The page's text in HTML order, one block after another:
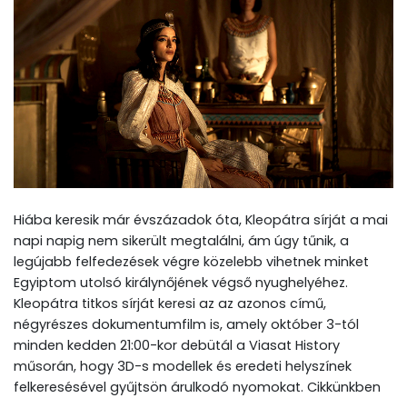
Hiába keresik már évszázadok óta, Kleopátra sírját a mai
napi napig nem sikerült megtalálni, ám úgy tűnik, a
legújabb felfedezések végre közelebb vihetnek minket
Egyiptom utolsó királynőjének végső nyughelyéhez.
Kleopátra titkos sírját keresi az az azonos című,
négyrészes dokumentumfilm is, amely október 3-tól
minden kedden 21:00-kor debütál a Viasat History
műsorán, hogy 3D-s modellek és eredeti helyszínek
felkeresésével gyűjtsön árulkodó nyomokat. Cikkünkben